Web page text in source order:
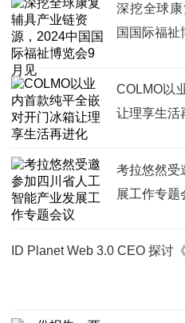
深挖全球
国国际福祉
COLMO以
让理享生活
考拉悠然受
展工作专题
ID Planet Web 3.0 CEO 探讨